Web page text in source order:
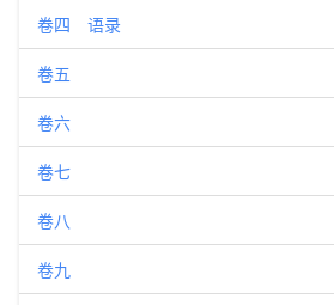
卷四 语录
卷五
卷六
卷七
卷八
卷九